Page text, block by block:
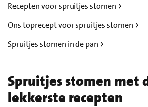
Recepten voor spruitjes stomen
Ons toprecept voor spruitjes stomen
Spruitjes stomen in de pan
Spruitjes stomen met
lekkerste recepten